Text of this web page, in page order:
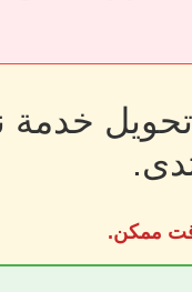
خدمة
ممكن.